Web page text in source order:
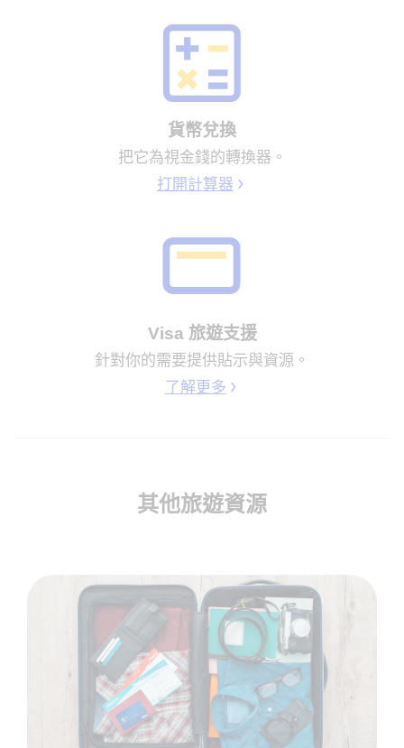
貨幣兌換
把它為視金錢的轉換器。
打開計算器
Visa 旅遊支援
針對你的需要提供貼示與資源。
了解更多
其他旅遊資源